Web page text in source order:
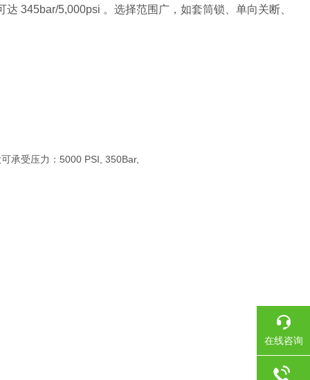
345bar/5,000psi 。选择范围广，如套筒锁、单向关断、
承受压力：5000 PSI, 350Bar,
在线咨询